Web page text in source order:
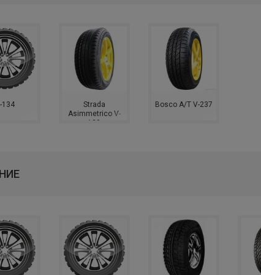
134
Strada
Asimmetrico V-
130
Bosco A/T V-237